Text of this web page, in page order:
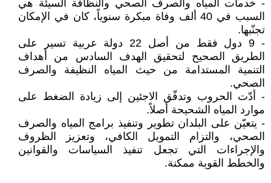
- خدمات المياه والصرف الصحي والنظافة السيئة هي
السبب في 40 ألف وفاة مبكرة سنوياً، كان في الإمكان
تجنّبها.
- 9 دول فقط من أصل 22 دولة عربية تسير على
الطريق الصحيح لتحقيق الهدف السادس من أهداف
التنمية المستدامة من حيث المياه النظيفة والصرف
الصحي.
- أدّت الحروب وتدفّق الاجئين إلى زيادة الضغط على
موارد المياه الشحيحة أصلاً.
- يتعيّن على البلدان تطوير وتنفيذ برامج المياه والصرف
الصحي، والتزام التمويل الكافي، وتعزيز الظروف
والإجراءات التي تجعل تنفيذ السياسات والقوانين
والخطط القوية ممكنة.